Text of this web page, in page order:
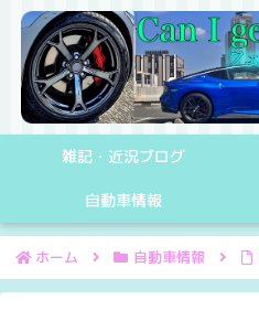
雑記・近況ブログ
自動車情報
ホーム 自動車情報